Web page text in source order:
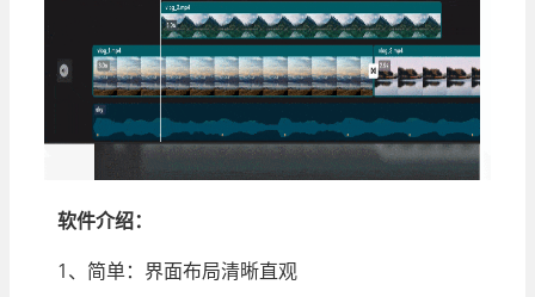
软件介绍：
1、简单：界面布局清晰直观